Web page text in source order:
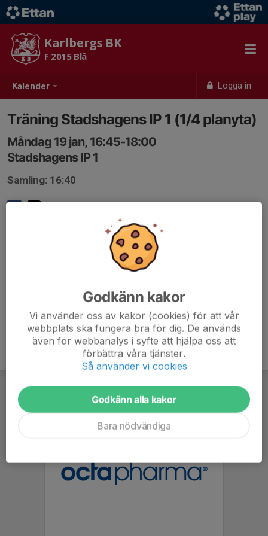
Kalender Logga in
Karlbergs BK
F 2015 Blå
Träning Stadshagens IP 1 (1/4 planyta)
Måndag 19 jan, 16:45-18:00
Stadshagens IP 1
Samling: 16:40
Godkänn kakor
Vi använder oss av kakor (cookies) för att vår
webbplats ska fungera bra för dig. De används
även för webbanalys i syfte att hjälpa oss att
förbättra våra tjänster.
Så använder vi cookies
Godkänn alla kakor
Bara nödvändiga